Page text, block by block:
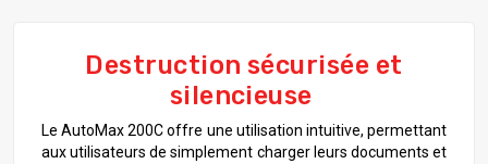
Destruction sécurisée et
silencieuse
Le AutoMax 200C offre une utilisation intuitive, permettant
aux utilisateurs de simplement charger leurs documents et